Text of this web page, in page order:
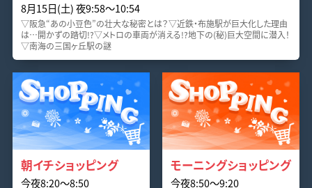
8月15日(土) 夜9:58〜10:54
▽阪急“あの小豆色”の壮大な秘密とは？▽近鉄・布施駅が巨大化した理由
は…開かずの踏切!?▽メトロの車両が消える!?地下の(秘)巨大空間に潜入！
▽南海の三国ヶ丘駅の謎
朝イチショッピング
今夜8:20〜8:50
モーニングショッピング
今夜8:50〜9:20